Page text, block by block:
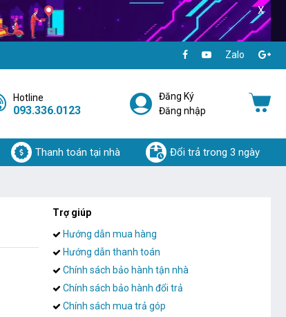
X
Zalo
Hotline
093.336.0123
Đăng Ký
Đăng nhập
Thanh toán tại nhà Đổi trả trong 3 ngày
Trợ giúp
Hướng dẫn mua hàng
Hướng dẫn thanh toán
Chính sách bảo hành tận nhà
Chính sách bảo hành đổi trả
Chính sách mua trả góp